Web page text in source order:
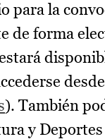
para la
de forma
). También
y